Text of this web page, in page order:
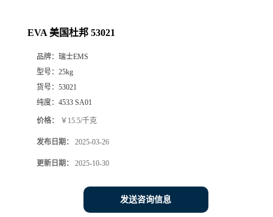
EVA 美国杜邦 53021
品牌： 瑞士EMS
型号： 25kg
货号： 53021
纯度： 4533 SA01
价格： ￥15.5/千克
发布日期： 2025-03-26
更新日期： 2025-10-30
发送咨询信息